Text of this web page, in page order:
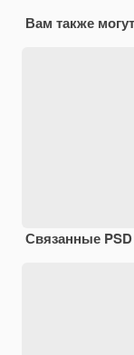
Вам также
Связанные PSD